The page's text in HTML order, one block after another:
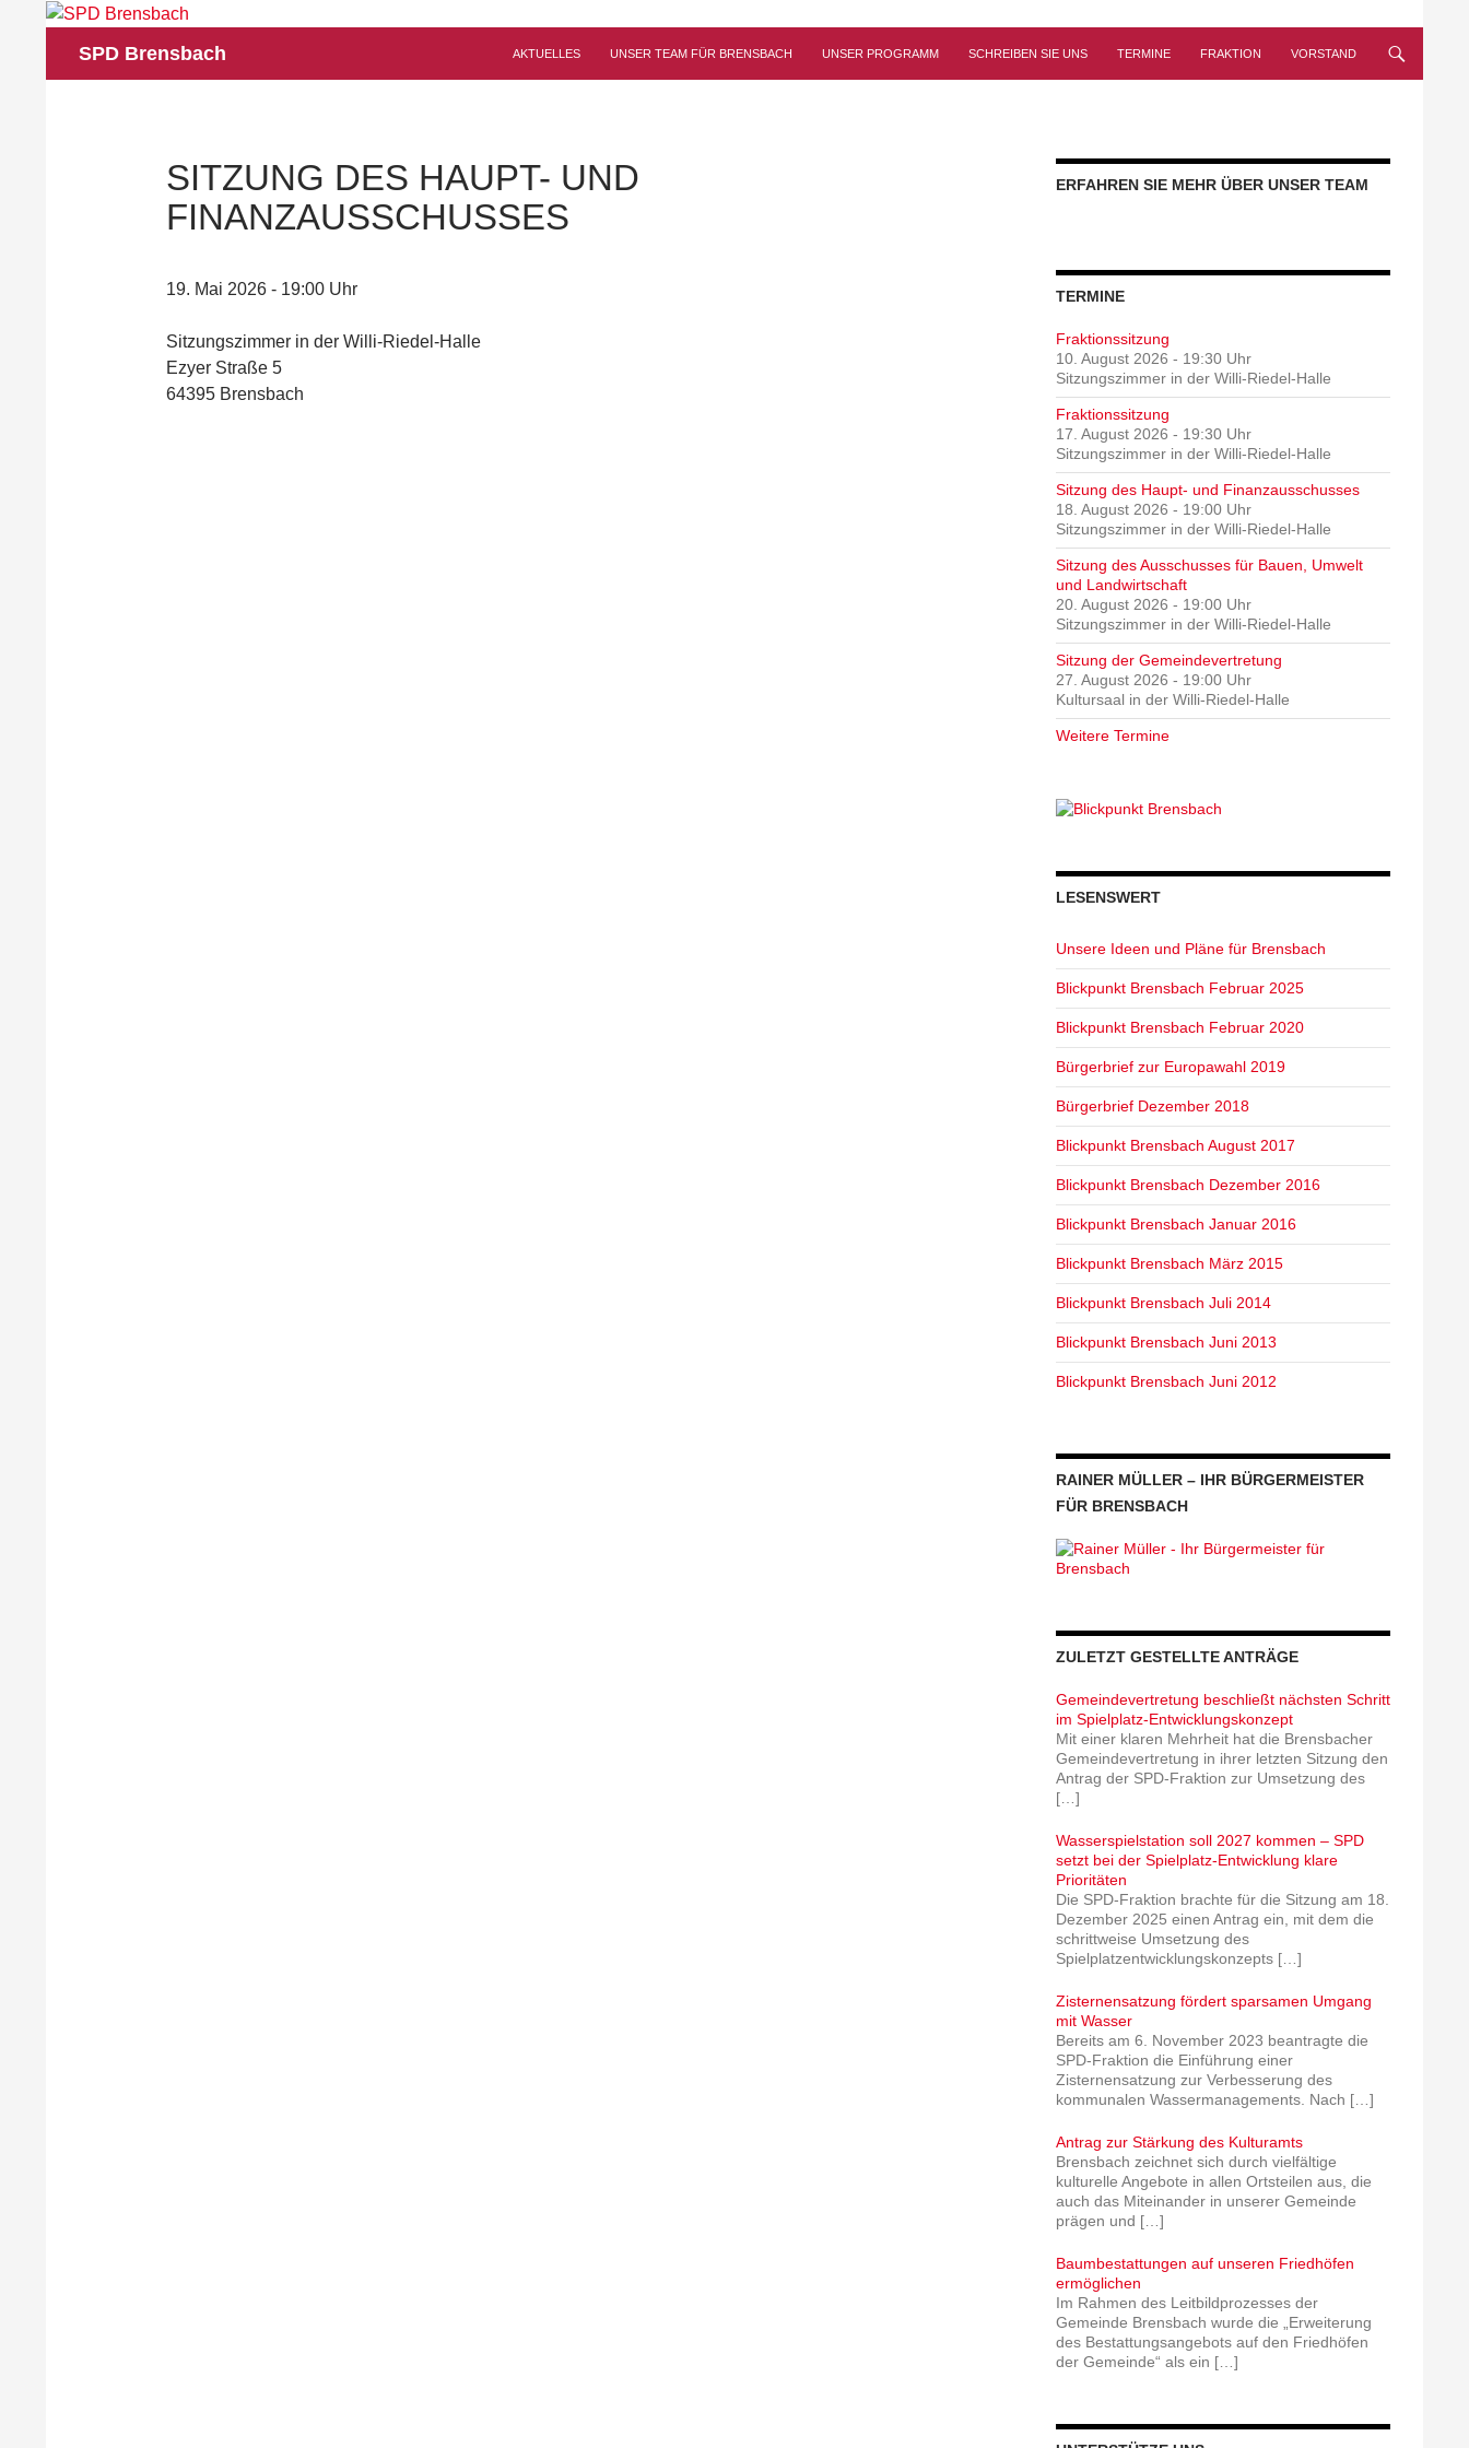
SPD Brensbach AKTUELLES UNSER TEAM FÜR BRENSBACH UNSER PROGRAMM SCHREIBEN SIE UNS TERMINE FRAKTION VORSTAND
SITZUNG DES HAUPT- UND
FINANZAUSSCHUSSES
19. Mai 2026 - 19:00 Uhr
Sitzungszimmer in der Willi-Riedel-Halle
Ezyer Straße 5
64395 Brensbach
ERFAHREN SIE MEHR ÜBER UNSER TEAM
TERMINE
Fraktionssitzung
10. August 2026 - 19:30 Uhr
Sitzungszimmer in der Willi-Riedel-Halle
Fraktionssitzung
17. August 2026 - 19:30 Uhr
Sitzungszimmer in der Willi-Riedel-Halle
Sitzung des Haupt- und Finanzausschusses
18. August 2026 - 19:00 Uhr
Sitzungszimmer in der Willi-Riedel-Halle
Sitzung des Ausschusses für Bauen, Umwelt
und Landwirtschaft
20. August 2026 - 19:00 Uhr
Sitzungszimmer in der Willi-Riedel-Halle
Sitzung der Gemeindevertretung
27. August 2026 - 19:00 Uhr
Kultursaal in der Willi-Riedel-Halle
Weitere Termine
LESENSWERT
Unsere Ideen und Pläne für Brensbach
Blickpunkt Brensbach Februar 2025
Blickpunkt Brensbach Februar 2020
Bürgerbrief zur Europawahl 2019
Bürgerbrief Dezember 2018
Blickpunkt Brensbach August 2017
Blickpunkt Brensbach Dezember 2016
Blickpunkt Brensbach Januar 2016
Blickpunkt Brensbach März 2015
Blickpunkt Brensbach Juli 2014
Blickpunkt Brensbach Juni 2013
Blickpunkt Brensbach Juni 2012
RAINER MÜLLER – IHR BÜRGERMEISTER
FÜR BRENSBACH
ZULETZT GESTELLTE ANTRÄGE
Gemeindevertretung beschließt nächsten Schritt
im Spielplatz-Entwicklungskonzept
Mit einer klaren Mehrheit hat die Brensbacher
Gemeindevertretung in ihrer letzten Sitzung den
Antrag der SPD-Fraktion zur Umsetzung des
[…]
Wasserspielstation soll 2027 kommen – SPD
setzt bei der Spielplatz-Entwicklung klare
Prioritäten
Die SPD-Fraktion brachte für die Sitzung am 18.
Dezember 2025 einen Antrag ein, mit dem die
schrittweise Umsetzung des
Spielplatzentwicklungskonzepts […]
Zisternensatzung fördert sparsamen Umgang
mit Wasser
Bereits am 6. November 2023 beantragte die
SPD-Fraktion die Einführung einer
Zisternensatzung zur Verbesserung des
kommunalen Wassermanagements. Nach […]
Antrag zur Stärkung des Kulturamts
Brensbach zeichnet sich durch vielfältige
kulturelle Angebote in allen Ortsteilen aus, die
auch das Miteinander in unserer Gemeinde
prägen und […]
Baumbestattungen auf unseren Friedhöfen
ermöglichen
Im Rahmen des Leitbildprozesses der
Gemeinde Brensbach wurde die „Erweiterung
des Bestattungsangebots auf den Friedhöfen
der Gemeinde“ als ein […]